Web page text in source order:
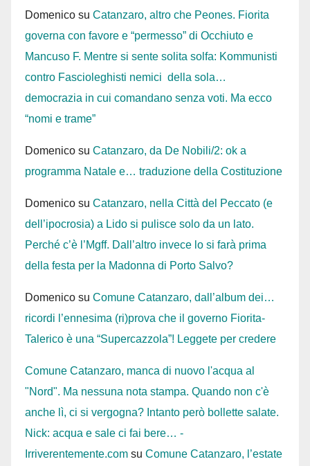
Domenico su Catanzaro, altro che Peones. Fiorita
governa con favore e “permesso” di Occhiuto e
Mancuso F. Mentre si sente solita solfa: Kommunisti
contro Fascioleghisti nemici della sola…
democrazia in cui comandano senza voti. Ma ecco
“nomi e trame”
Domenico su Catanzaro, da De Nobili/2: ok a
programma Natale e… traduzione della Costituzione
Domenico su Catanzaro, nella Città del Peccato (e
dell’ipocrosia) a Lido si pulisce solo da un lato.
Perché c’è l’Mgff. Dall’altro invece lo si farà prima
della festa per la Madonna di Porto Salvo?
Domenico su Comune Catanzaro, dall’album dei…
ricordi l’ennesima (ri)prova che il governo Fiorita-
Talerico è una “Supercazzola”! Leggete per credere
Comune Catanzaro, manca di nuovo l'acqua al
"Nord". Ma nessuna nota stampa. Quando non c'è
anche lì, ci si vergogna? Intanto però bollette salate.
Nick: acqua e sale ci fai bere… -
Irriverentemente.com su Comune Catanzaro, l’estate